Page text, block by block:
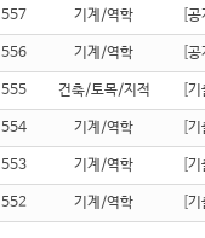
557 기계/역학 공
556 기계/역학 공
555 건축/토목/지적 기
554 기계/역학 기
553 기계/역학 기
552 기계/역학 기